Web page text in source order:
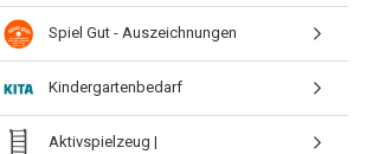
Spiel Gut - Auszeichnungen
Kindergartenbedarf
Aktivspielzeug |